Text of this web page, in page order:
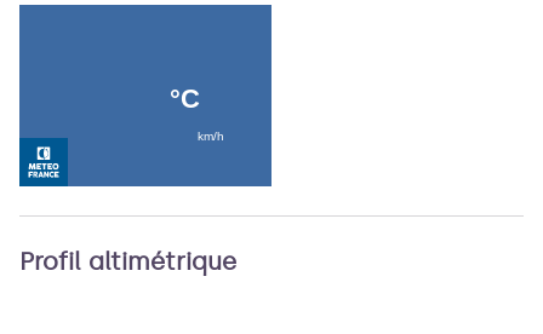
Profil altimétrique